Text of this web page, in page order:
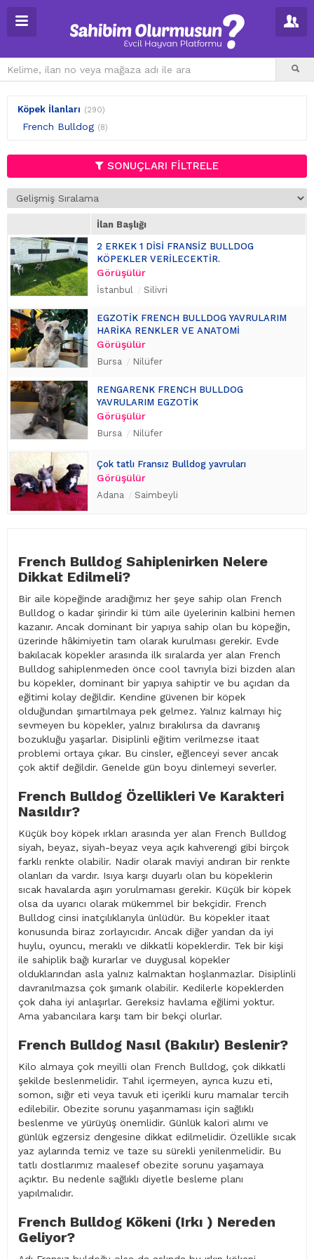
Köpek İlanları (290)
French Bulldog (8)
SONUÇLARI FİLTRELE
İlan Başlığı
2 ERKEK 1 DİSİ FRANSİZ BULLDOG
KÖPEKLER VERİLECEKTİR.
Görüşülür
İstanbul Silivri
EGZOTİK FRENCH BULLDOG YAVRULARIM
HARİKA RENKLER VE ANATOMİ
Görüşülür
Bursa Nilüfer
RENGARENK FRENCH BULLDOG
YAVRULARIM EGZOTİK
Görüşülür
Bursa Nilüfer
Çok tatlı Fransız Bulldog yavruları
Görüşülür
Adana Saimbeyli
French Bulldog Sahiplenirken Nelere
Dikkat Edilmeli?
Bir aile köpeğinde aradığımız her şeye sahip olan French
Bulldog o kadar şirindir ki tüm aile üyelerinin kalbini hemen
kazanır. Ancak dominant bir yapıya sahip olan bu köpeğin,
üzerinde hâkimiyetin tam olarak kurulması gerekir. Evde
bakılacak köpekler arasında ilk sıralarda yer alan French
Bulldog sahiplenmeden önce cool tavrıyla bizi bizden alan
bu köpekler, dominant bir yapıya sahiptir ve bu açıdan da
eğitimi kolay değildir. Kendine güvenen bir köpek
olduğundan şımartılmaya pek gelmez. Yalnız kalmayı hiç
sevmeyen bu köpekler, yalnız bırakılırsa da davranış
bozukluğu yaşarlar. Disiplinli eğitim verilmezse itaat
problemi ortaya çıkar. Bu cinsler, eğlenceyi sever ancak
çok aktif değildir. Genelde gün boyu dinlemeyi severler.
French Bulldog Özellikleri Ve Karakteri
Nasıldır?
Küçük boy köpek ırkları arasında yer alan French Bulldog
siyah, beyaz, siyah-beyaz veya açık kahverengi gibi birçok
farklı renkte olabilir. Nadir olarak maviyi andıran bir renkte
olanları da vardır. Isıya karşı duyarlı olan bu köpeklerin
sıcak havalarda aşırı yorulmaması gerekir. Küçük bir köpek
olsa da uyarıcı olarak mükemmel bir bekçidir. French
Bulldog cinsi inatçılıklarıyla ünlüdür. Bu köpekler itaat
konusunda biraz zorlayıcıdır. Ancak diğer yandan da iyi
huylu, oyuncu, meraklı ve dikkatli köpeklerdir. Tek bir kişi
ile sahiplik bağı kurarlar ve duygusal köpekler
olduklarından asla yalnız kalmaktan hoşlanmazlar. Disiplinli
davranılmazsa çok şımarık olabilir. Kedilerle köpeklerden
çok daha iyi anlaşırlar. Gereksiz havlama eğilimi yoktur.
Ama yabancılara karşı tam bir bekçi olurlar.
French Bulldog Nasıl (Bakılır) Beslenir?
Kilo almaya çok meyilli olan French Bulldog, çok dikkatli
şekilde beslenmelidir. Tahıl içermeyen, ayrıca kuzu eti,
somon, sığır eti veya tavuk eti içerikli kuru mamalar tercih
edilebilir. Obezite sorunu yaşanmaması için sağlıklı
beslenme ve yürüyüş önemlidir. Günlük kalori alımı ve
günlük egzersiz dengesine dikkat edilmelidir. Özellikle sıcak
yaz aylarında temiz ve taze su sürekli yenilenmelidir. Bu
tatlı dostlarımız maalesef obezite sorunu yaşamaya
açıktır. Bu nedenle sağlıklı diyetle besleme planı
yapılmalıdır.
French Bulldog Kökeni (Irkı ) Nereden
Geliyor?